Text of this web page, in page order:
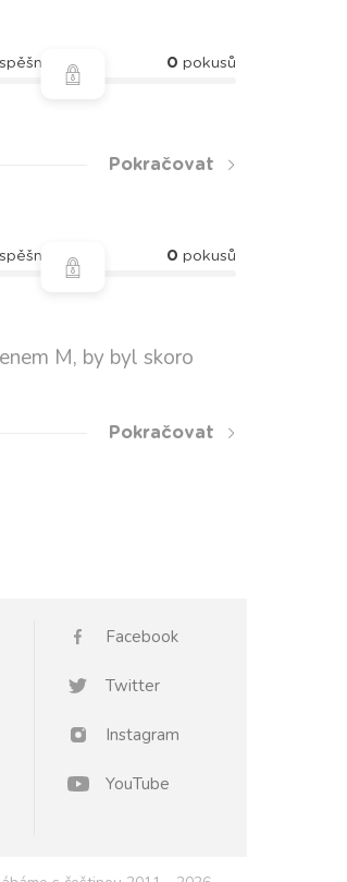
0 pokusů
Pokračovat
0 pokusů
M, by byl skoro
Pokračovat
Facebook
Twitter
Instagram
YouTube